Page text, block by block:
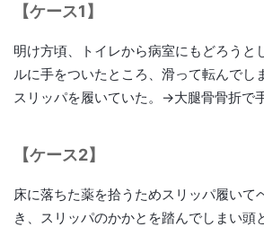
【ケース1】
明け方頃、トイレから病室にもどろうと
ルに手をついたところ、滑って転んでし
スリッパを履いていた。→大腿骨骨折で
【ケース2】
床に落ちた薬を拾うためスリッパ履いて
き、スリッパのかかとを踏んでしまい頭